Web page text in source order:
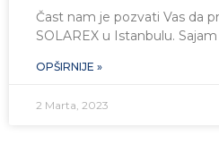
Čast nam je pozvati Vas da
SOLAREX u Istanbulu. Sajam
OPŠIRNIJE »
2 Marta, 2023